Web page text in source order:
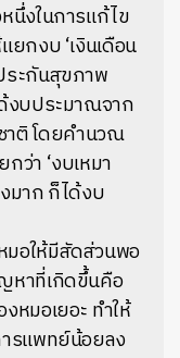
นึ่งในการแก้ไข
กงบ ‘เงินเดือน
ะกันสุขภาพ
งบประมาณจาก
ติ โดยคำนวณ
ว่า ‘งบเหมา
มาก ก็ได้งบ
มอให้มีสัดส่วนพอ
หาที่เกิดขึ้นคือ
หมอเยอะ ทำให้
รแพทย์น้อยลง